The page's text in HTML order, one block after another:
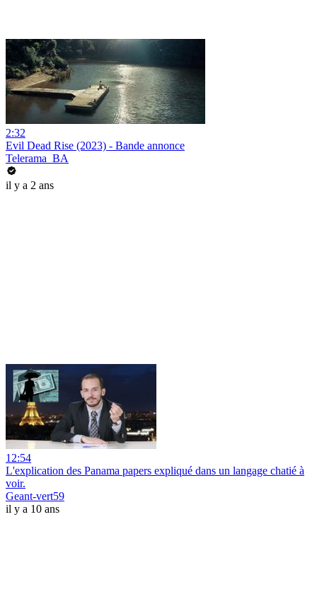
2:32
Evil Dead Rise (2023) - Bande annonce
Telerama_BA
il y a 2 ans
12:54
L'explication des Panama papers expliqué dans un langage chatié à
voir.
Geant-vert59
il y a 10 ans